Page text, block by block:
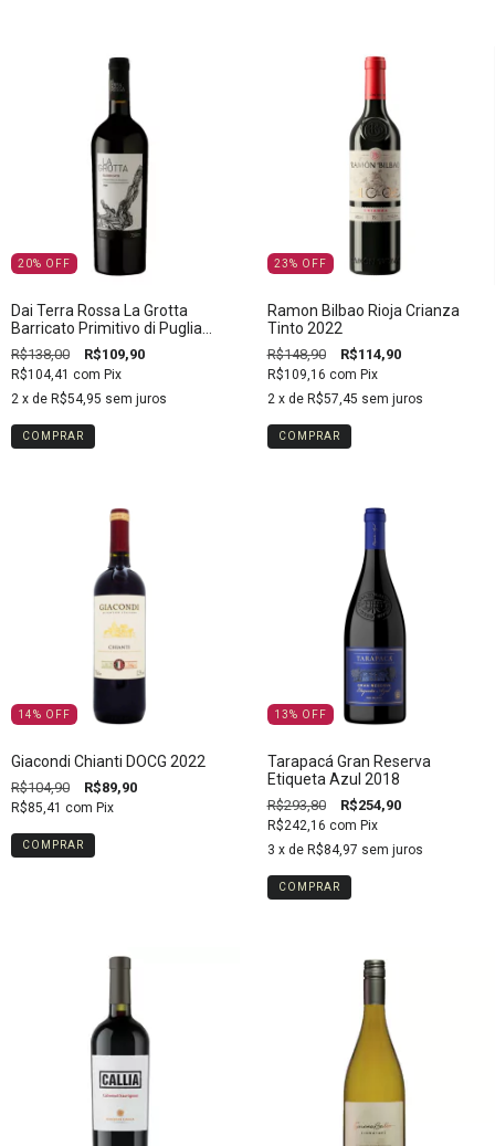
20% OFF
Dai Terra Rossa La Grotta
Barricato Primitivo di Puglia
IGP 2021 750 ml
R$138,00 R$109,90
R$104,41 com Pix
2 x de R$54,95 sem juros
23% OFF
Ramon Bilbao Rioja Crianza
Tinto 2022
R$148,90 R$114,90
R$109,16 com Pix
2 x de R$57,45 sem juros
14% OFF
Giacondi Chianti DOCG 2022
R$104,90 R$89,90
R$85,41 com Pix
13% OFF
Tarapacá Gran Reserva
Etiqueta Azul 2018
R$293,80 R$254,90
R$242,16 com Pix
3 x de R$84,97 sem juros